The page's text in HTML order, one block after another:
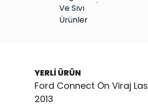
Ve Sıvı
Ürünler
YERLİ ÜRÜN
Ford Connect Ön Viraj
2013